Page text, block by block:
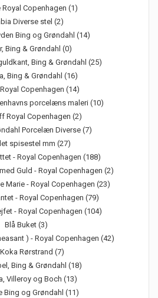
Royal Copenhagen (1)
Diverse stel (2)
Bing og Grøndahl (14)
Bing & Grøndahl (0)
Bing & Grøndahl (25)
Bing & Grøndahl (16)
Copenhagen (14)
porcelæns maleri (10)
Royal Copenhagen (2)
Porcelæn Diverse (7)
spisestel mm (27)
- Royal Copenhagen (188)
Guld - Royal Copenhagen (2)
Marie - Royal Copenhagen (23)
- Royal Copenhagen (79)
- Royal Copenhagen (104)
Blå Buket (3)
) - Royal Copenhagen (42)
Rørstrand (7)
Bing & Grøndahl (18)
Villeroy og Boch (13)
Bing og Grøndahl (11)